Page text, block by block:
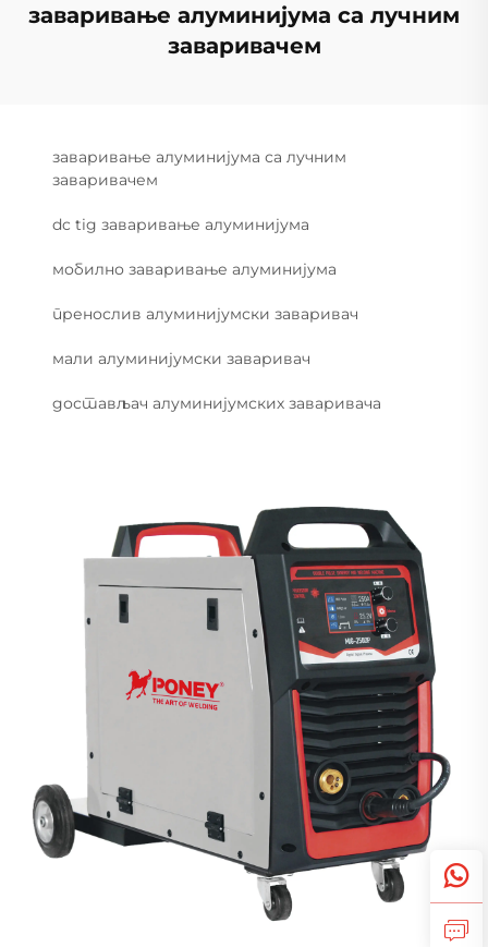
заваривање алуминијума са лучним
заваривачем
заваривање алуминијума са лучним
заваривачем
dc tig заваривање алуминијума
мобилно заваривање алуминијума
пренослив алуминијумски заваривач
мали алуминијумски заваривач
достављач алуминијумских заваривача